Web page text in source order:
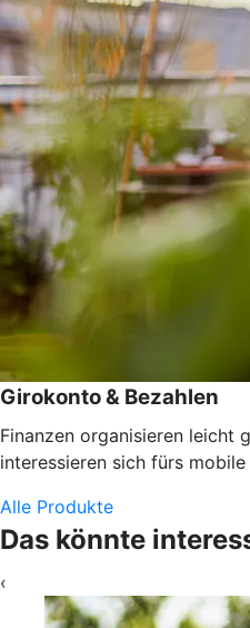
Girokonto & Bezahlen
Finanzen organisieren leicht
interessieren sich fürs
Alle Produkte
Das könnte
‹